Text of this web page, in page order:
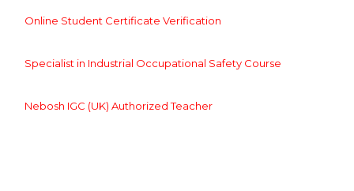
Online Student Certificate Verification
Specialist in Industrial Occupational Safety Course
Nebosh IGC (UK) Authorized Teacher